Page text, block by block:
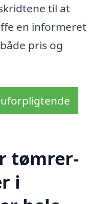
til at
en informeret
pris og
tømrer-
i